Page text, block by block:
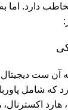
دارد. اما
آن ست
که شامل